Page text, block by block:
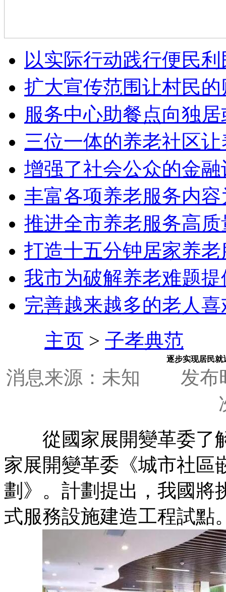
以实际行动践行便民
扩大宣传范围让村民
服务中心助餐点向独
三位一体的养老社区
增强了社会公众的金
丰富各项养老服务内
推进全市养老服务高
打造十五分钟居家养
我市为破解养老难题
完善越来越多的老人
主页 > 子孝典范
逐步实现居民就
消息来源：未知
发布
從國家展開變革委了
家展開變革委《城市社區
劃》。計劃提出，我國將
式服務設施建造工程試點